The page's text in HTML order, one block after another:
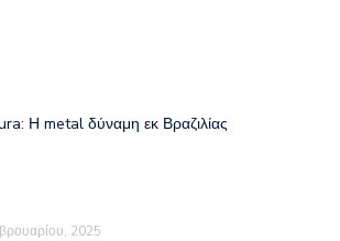
Η metal δύναμη εκ Βραζιλίας
2025